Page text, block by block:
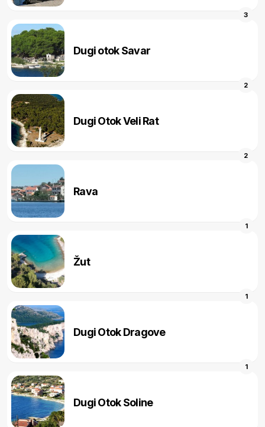
Dugi otok Savar
3
Dugi Otok Veli Rat
2
Rava
2
Žut
1
Dugi Otok Dragove
1
Dugi Otok Soline
1